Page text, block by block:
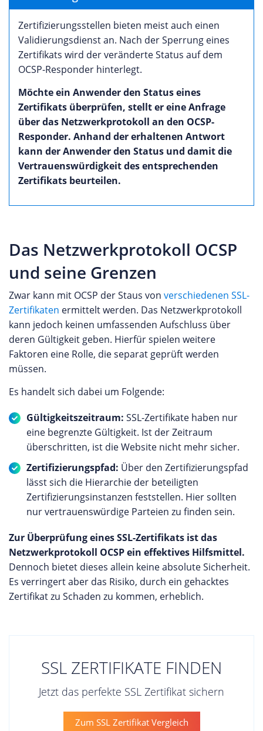
Zertifizierungsstellen bieten meist auch einen
Validierungsdienst an. Nach der Sperrung eines
Zertifikats wird der veränderte Status auf dem
OCSP-Responder hinterlegt.
Möchte ein Anwender den Status eines
Zertifikats überprüfen, stellt er eine Anfrage
über das Netzwerkprotokoll an den OCSP-
Responder. Anhand der erhaltenen Antwort
kann der Anwender den Status und damit die
Vertrauenswürdigkeit des entsprechenden
Zertifikats beurteilen.
Das Netzwerkprotokoll OCSP
und seine Grenzen
Zwar kann mit OCSP der Staus von verschiedenen SSL-
Zertifikaten ermittelt werden. Das Netzwerkprotokoll
kann jedoch keinen umfassenden Aufschluss über
deren Gültigkeit geben. Hierfür spielen weitere
Faktoren eine Rolle, die separat geprüft werden
müssen.
Es handelt sich dabei um Folgende:
Gültigkeitszeitraum: SSL-Zertifikate haben nur
eine begrenzte Gültigkeit. Ist der Zeitraum
überschritten, ist die Website nicht mehr sicher.
Zertifizierungspfad: Über den Zertifizierungspfad
lässt sich die Hierarchie der beteiligten
Zertifizierungsinstanzen feststellen. Hier sollten
nur vertrauenswürdige Parteien zu finden sein.
Zur Überprüfung eines SSL-Zertifikats ist das
Netzwerkprotokoll OCSP ein effektives Hilfsmittel.
Dennoch bietet dieses allein keine absolute Sicherheit.
Es verringert aber das Risiko, durch ein gehacktes
Zertifikat zu Schaden zu kommen, erheblich.
SSL ZERTIFIKATE FINDEN
Jetzt das perfekte SSL Zertifikat sichern
Zum SSL Zertifikat Vergleich